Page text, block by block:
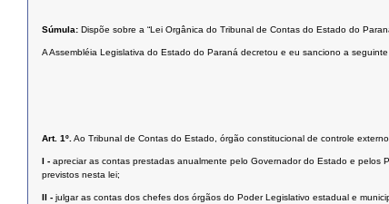
Súmula: Dispõe sobre a “Lei Orgânica do Tribunal de Contas do Estado do
A Assembléia Legislativa do Estado do Paraná decretou e eu sanciono a seguinte
Art. 1º.Ao Tribunal de Contas do Estado, órgão constitucional de controle
I - apreciar as contas prestadas anualmente pelo Governador do Estado e pelos
previstos nesta lei;
II - julgar as contas dos chefes dos órgãos do Poder Legislativo estadual e